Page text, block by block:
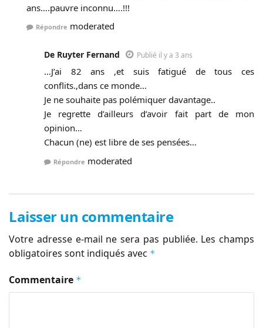
ans….pauvre inconnu….!!!
Répondre moderated
De Ruyter Fernand Publié il y a 3 ans
…J’ai 82 ans ,et suis fatigué de tous ces
conflits.,dans ce monde…
Je ne souhaite pas polémiquer davantage..
Je regrette d’ailleurs d’avoir fait part de mon
opinion…
Chacun (ne) est libre de ses pensées…
Répondre moderated
Laisser un commentaire
Votre adresse e-mail ne sera pas publiée. Les champs
obligatoires sont indiqués avec *
Commentaire *